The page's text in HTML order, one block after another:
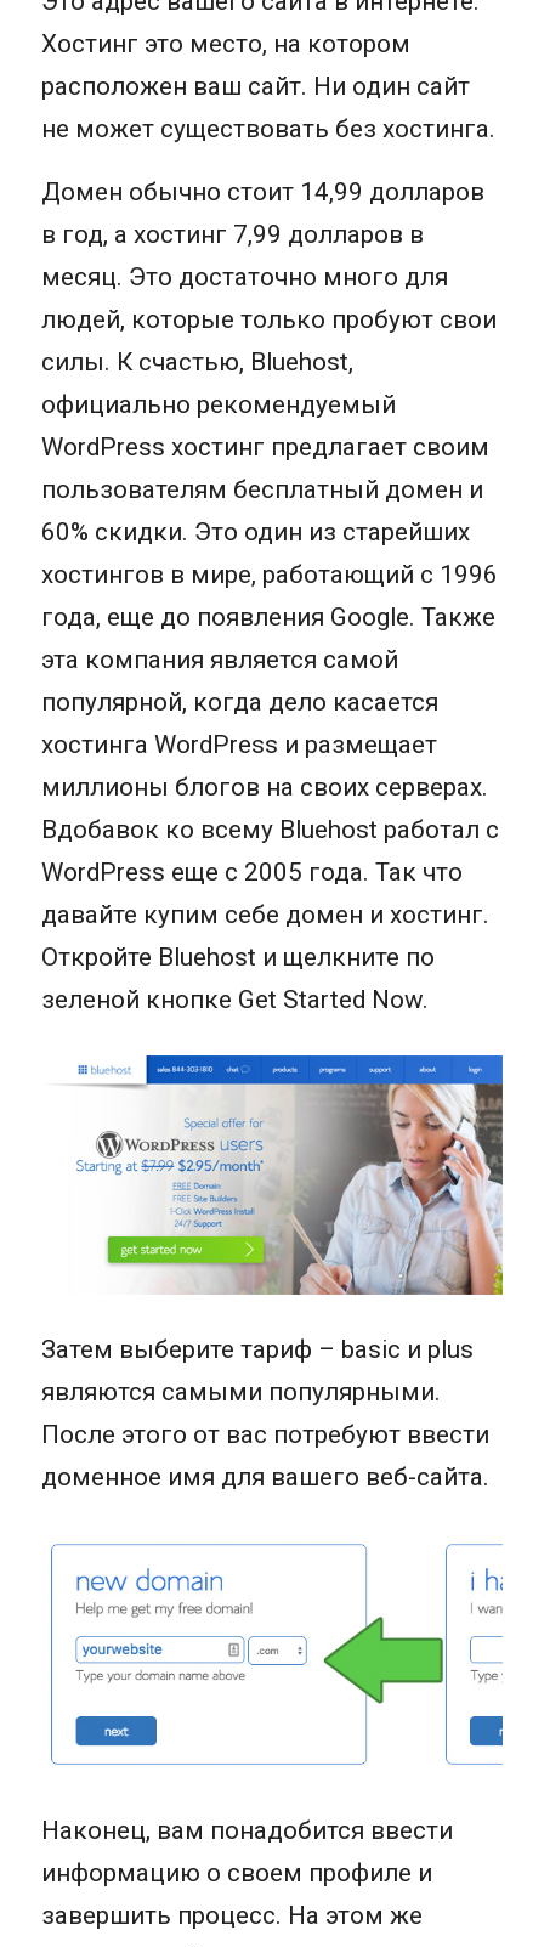
Хостинг это место, на котором
расположен ваш сайт. Ни один сайт
не может существовать без хостинга.
Домен обычно стоит 14,99 долларов
в год, а хостинг 7,99 долларов в
месяц. Это достаточно много для
людей, которые только пробуют свои
силы. К счастью, Bluehost,
официально рекомендуемый
WordPress хостинг предлагает своим
пользователям бесплатный домен и
60% скидки. Это один из старейших
хостингов в мире, работающий с 1996
года, еще до появления Google. Также
эта компания является самой
популярной, когда дело касается
хостинга WordPress и размещает
миллионы блогов на своих серверах.
Вдобавок ко всему Bluehost работал с
WordPress еще с 2005 года. Так что
давайте купим себе домен и хостинг.
Откройте Bluehost и щелкните по
зеленой кнопке Get Started Now.
Затем выберите тариф – basic и plus
являются самыми популярными.
После этого от вас потребуют ввести
доменное имя для вашего веб-сайта.
Наконец, вам понадобится ввести
информацию о своем профиле и
завершить процесс. На этом же